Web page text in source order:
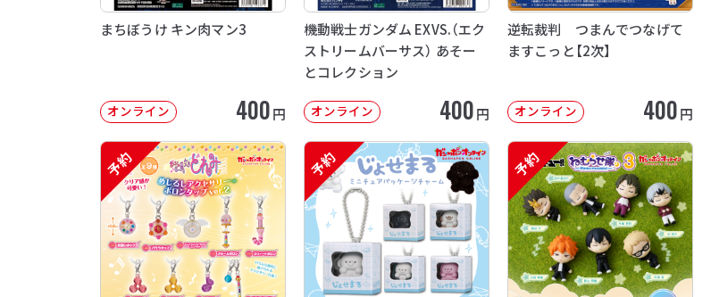
まちぼうけ キン肉マン3
オンライン 400円
機動戦士ガンダム EXVS.（エク
ストリームバーサス） あそー
とコレクション
オンライン 400円
逆転裁判 つまんでつなげて
ますこっと【2次】
オンライン 400円
予約 予約 予約